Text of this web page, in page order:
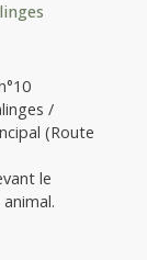
/
(Route
le